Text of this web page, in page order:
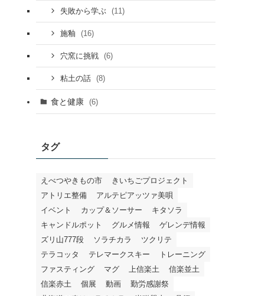
失敗から学ぶ (11)
施釉 (16)
穴窯に挑戦 (6)
粘土の話 (8)
食と健康 (6)
タグ
えべつやきもの市
きいちごプロジェクト
アトリエ整備
アルテピアッツァ美唄
イベント
カップ＆ソーサー
キタソラ
キャンドルポット
グルメ情報
ゲレンデ情報
ズリ山777段
ソラチカラ
ツクリテ
テラコッタ
テレマークスキー
トレーニング
ファスティング
マグ 上信楽土
信楽並土
信楽赤土
個展 動画
勤労感謝祭